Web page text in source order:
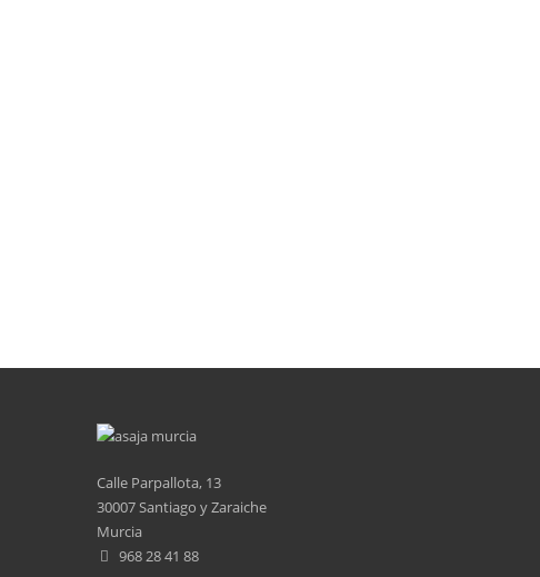
Calle Parpallota, 13
30007 Santiago y Zaraiche
Murcia
968 28 41 88